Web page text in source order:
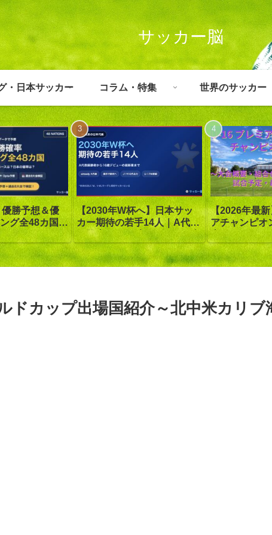
サッカー脳
・日本サッカー コラム・特集 世界のサッカー
優勝予想＆優
グ全48カ国｜
スペイン｜オ
【Opta検
【2030年W杯へ】日本サッ
カー期待の若手14人｜A代表
経験者から16歳デビューの超
新星まで“未来の日本代表”を
先取り
【2026年最
アチャンピオ
山｜8月3日
20チーム・組
果
ドカップ出場国紹介～北中米カリブ